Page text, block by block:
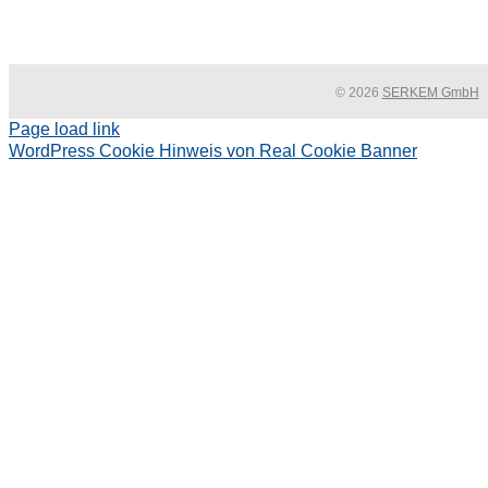
© 2026 SERKEM GmbH
Page load link
WordPress Cookie Hinweis von Real Cookie Banner